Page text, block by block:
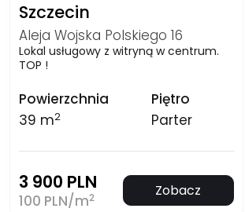
Szczecin
Aleja Wojska Polskiego 16
Lokal usługowy z witryną w centrum.
TOP !
Powierzchnia
39 m2
Piętro
Parter
3 900 PLN
100 PLN/m2 Zobacz